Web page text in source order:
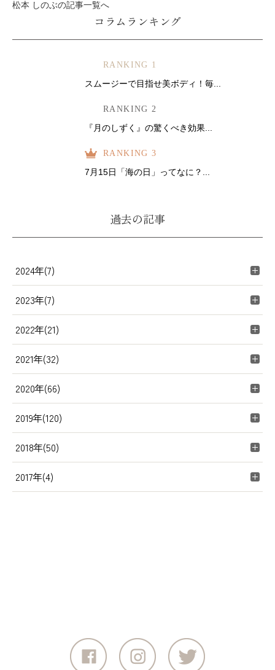
松本 しのぶの記事一覧へ
コラムランキング
RANKING 1
スムージーで目指せ美ボディ！毎...
RANKING 2
『月のしずく』の驚くべき効果...
RANKING 3
7月15日「海の日」ってなに？...
過去の記事
2024年(7)
2023年(7)
2022年(21)
2021年(32)
2020年(66)
2019年(120)
2018年(50)
2017年(4)